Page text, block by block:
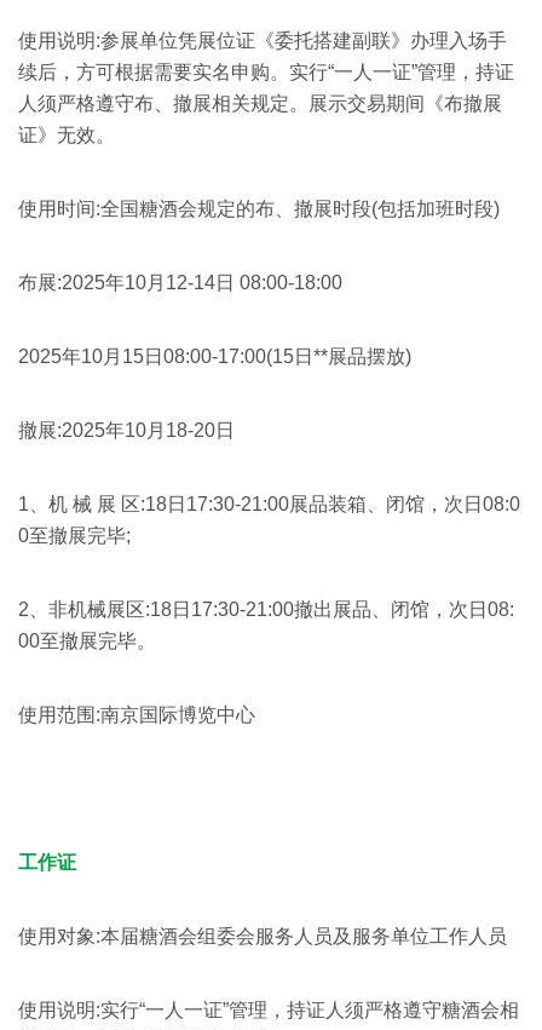
使用说明:参展单位凭展位证《委托搭建副联》办理入场手
续后，方可根据需要实名申购。实行“一人一证”管理，持证
人须严格遵守布、撤展相关规定。展示交易期间《布撤展
证》无效。
使用时间:全国糖酒会规定的布、撤展时段(包括加班时段)
布展:2025年10月12-14日 08:00-18:00
2025年10月15日08:00-17:00(15日**展品摆放)
撤展:2025年10月18-20日
1、机 械 展 区:18日17:30-21:00展品装箱、闭馆，次日08:0
0至撤展完毕;
2、非机械展区:18日17:30-21:00撤出展品、闭馆，次日08:
00至撤展完毕。
使用范围:南京国际博览中心
工作证
使用对象:本届糖酒会组委会服务人员及服务单位工作人员
使用说明:实行“一人一证”管理，持证人须严格遵守糖酒会相